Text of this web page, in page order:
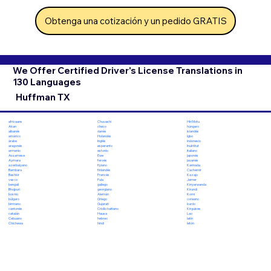
Obtenga una cotización y un pedido GRATIS
We Offer Certified Driver's License Translations in
130 Languages
Huffman TX
africaans
Akan
albanés
amárico
árabe
aragonés
armenio
Assamese
Aymara
azerbaiyano
Bambara
Bashkir
vasco
bengalí
Bhojpuri
bosnio
búlgaro
birmano
cantonés
catalán
Cebuano
Chichewa
Chuvashi
checo
danés
Holandés
Inglés
esperanto
estonio
Ewe
feroés
fiyiano
finlandés
Francés
Fula
gallego
georgiano
Alemán
Griego
Gujarati
Criollo haitiano
Hausa
hebreo
hindi
Hiri Motu
húngaro
islandés
Igbo
indonesio
Inuktitut
italiano
japonés
javanés
Kannada
Cachemir
Kazajo
Jemer
Kinyarwanda
Kirundi
Komi
coreano
kurdo
Kirguises
Lao
latín
letón